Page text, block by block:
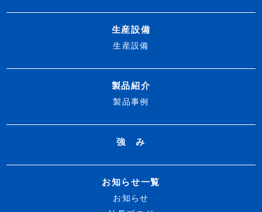
生産設備
生産設備
製品紹介
製品事例
強 み
お知らせ一覧
お知らせ